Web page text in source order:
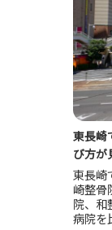
東長崎
び方が
東長崎
崎整骨
院、和
病院を